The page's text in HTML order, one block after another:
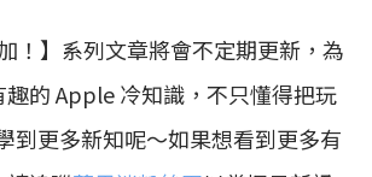
！】系列文章將會不定期更新，為
的 Apple 冷知識，不只懂得把玩
到更多新知呢～如果想看到更多有